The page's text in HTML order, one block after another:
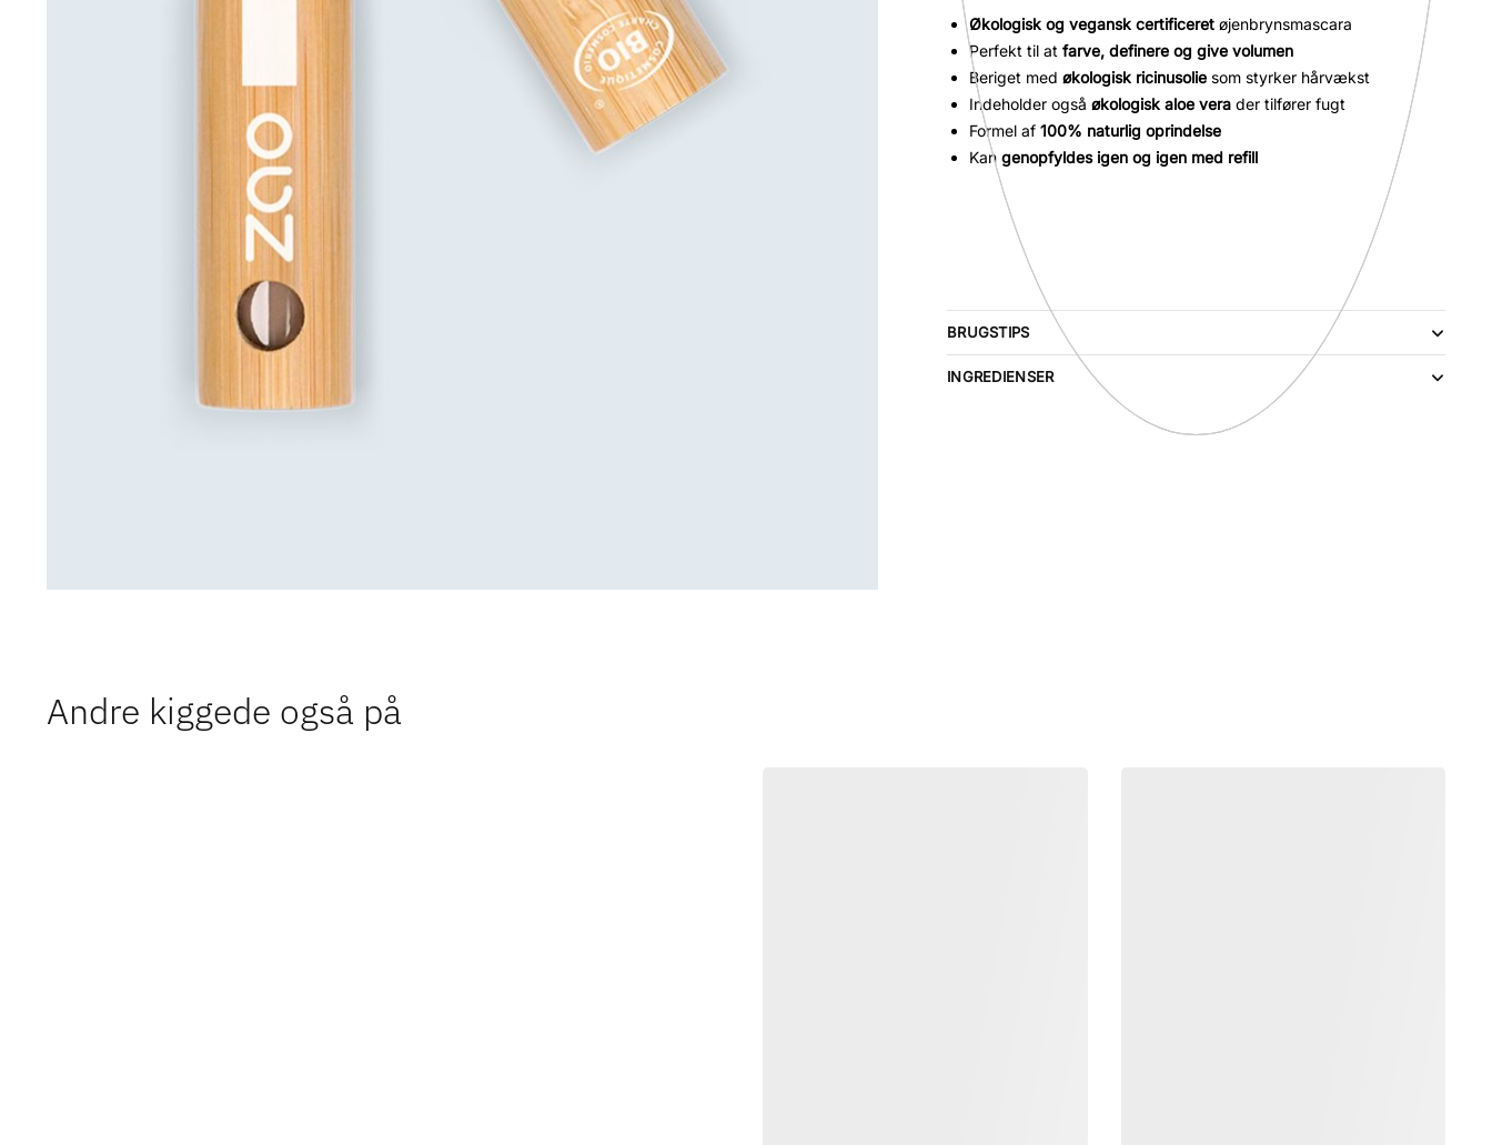
Økologisk og vegansk certificeretøjenbrynsmascara
Perfekt til at farve, definere og give volumen
Beriget med økologisk ricinusoliesom styrker hårvækst
Indeholder også økologisk aloe verader tilfører fugt
Formel af 100% naturlig oprindelse
Kan genopfyldes igen og igen med refill
BRUGSTIPS
INGREDIENSER
Andre kiggede også på